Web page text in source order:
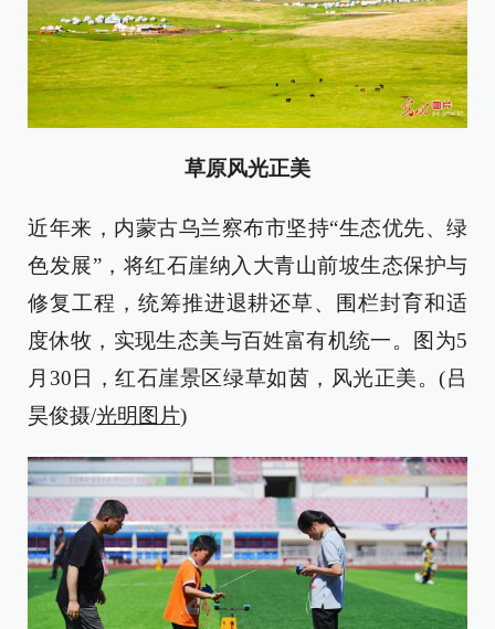
草原风光正美
近年来，内蒙古乌兰察布市坚持“生态优先、绿
色发展”，将红石崖纳入大青山前坡生态保护与
修复工程，统筹推进退耕还草、围栏封育和适
度休牧，实现生态美与百姓富有机统一。图为5
月30日，红石崖景区绿草如茵，风光正美。(吕
昊俊摄/光明图片)